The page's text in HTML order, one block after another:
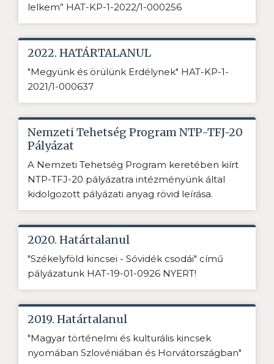
lelkem” HAT-KP-1-2022/1-000256
2022. HATÁRTALANUL
"Megyünk és örülünk Erdélynek" HAT-KP-1-
2021/1-000637
Nemzeti Tehetség Program NTP-TFJ-20
Pályázat
A Nemzeti Tehetség Program keretében kiírt
NTP-TFJ-20 pályázatra intézményünk által
kidolgozott pályázati anyag rövid leírása.
2020. Határtalanul
"Székelyföld kincsei - Sóvidék csodái" című
pályázatunk HAT-19-01-0926 NYERT!
2019. Határtalanul
"Magyar történelmi és kulturális kincsek
nyomában Szlovéniában és Horvátországban"